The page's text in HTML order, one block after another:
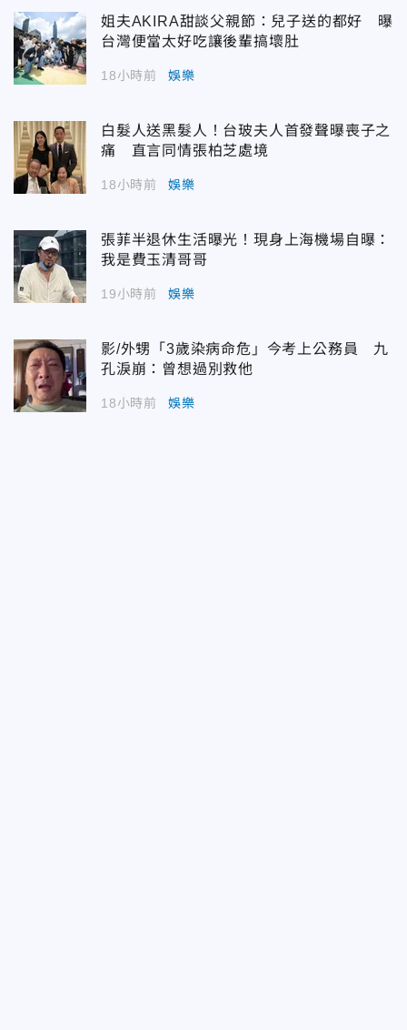
姐夫AKIRA甜談父親節：兒子送的都好 曝
台灣便當太好吃讓後輩搞壞肚
18小時前 娛樂
白髮人送黑髮人！台玻夫人首發聲曝喪子之
痛 直言同情張柏芝處境
18小時前 娛樂
張菲半退休生活曝光！現身上海機場自曝：
我是費玉清哥哥
19小時前 娛樂
影/外甥「3歲染病命危」今考上公務員 九
孔淚崩：曾想過別救他
18小時前 娛樂